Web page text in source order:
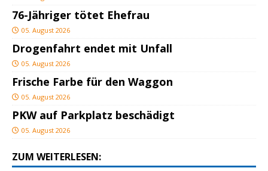
76-Jähriger tötet Ehefrau
05. August 2026
Drogenfahrt endet mit Unfall
05. August 2026
Frische Farbe für den Waggon
05. August 2026
PKW auf Parkplatz beschädigt
05. August 2026
ZUM WEITERLESEN: